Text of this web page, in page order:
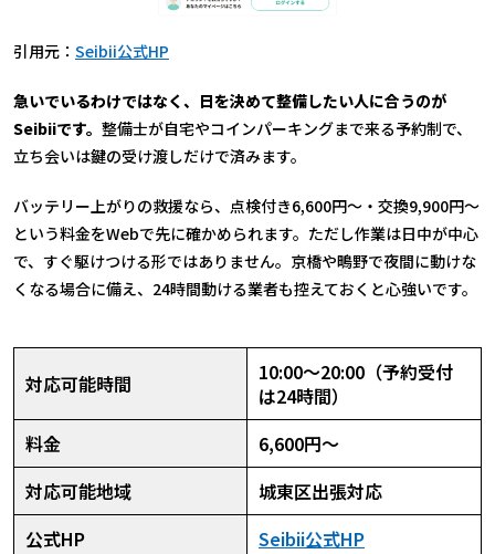
引用元： Seibii公式HP
急いでいるわけではなく、日を決めて整備したい人に合うのが
Seibiiです。 整備士が自宅やコインパーキングまで来る予約制で、
立ち会いは鍵の受け渡しだけで済みます。
バッテリー上がりの救援なら、点検付き6,600円〜・交換9,900円〜
という料金をWebで先に確かめられます。ただし作業は日中が中心
で、すぐ駆けつける形ではありません。京橋や鴫野で夜間に動けな
くなる場合に備え、24時間動ける業者も控えておくと心強いです。
対応可能時間
10:00〜20:00（予約受付
は24時間）
料金
6,600円〜
対応可能地域
城東区出張対応
公式HP
Seibii公式HP